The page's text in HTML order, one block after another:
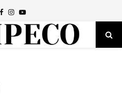
Facebook
Instagram
Youtube